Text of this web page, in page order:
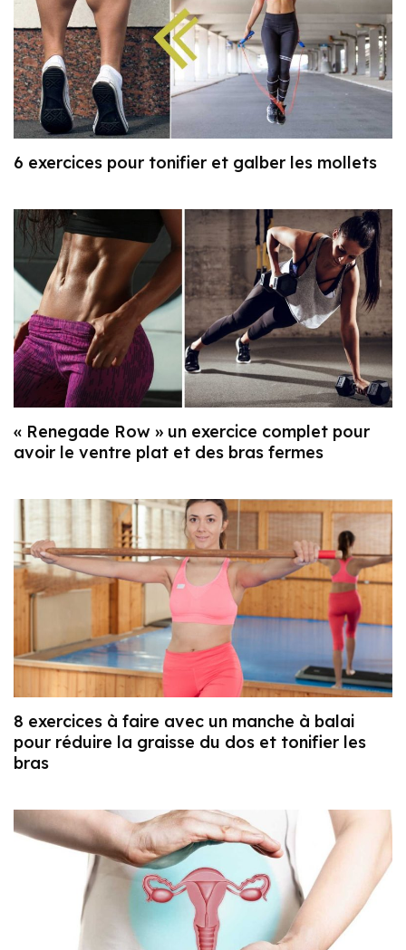
6 exercices pour tonifier et galber les mollets
« Renegade Row » un exercice complet pour
avoir le ventre plat et des bras fermes
8 exercices à faire avec un manche à balai
pour réduire la graisse du dos et tonifier les
bras